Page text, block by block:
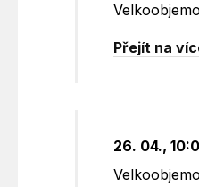
Přejít na
26. 04.,